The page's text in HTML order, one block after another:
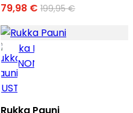
79,98 € 199,95 €
Rukka Pauni